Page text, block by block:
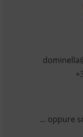
... oppure